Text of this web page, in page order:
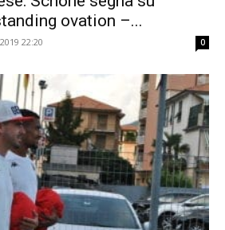
ovation –...
22:20 0